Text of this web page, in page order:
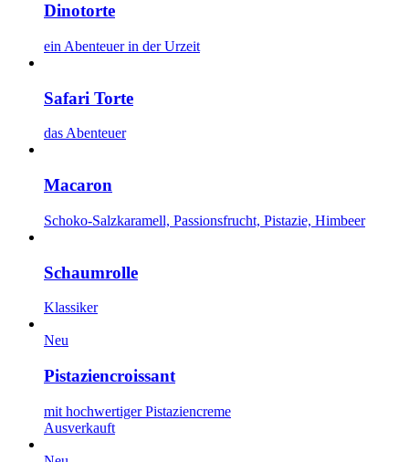
Dinotorte
ein Abenteuer in der Urzeit
Safari Torte
das Abenteuer
Macaron
Schoko-Salzkaramell, Passionsfrucht, Pistazie, Himbeer
Schaumrolle
Klassiker
Neu
Pistaziencroissant
mit hochwertiger Pistaziencreme
Ausverkauft